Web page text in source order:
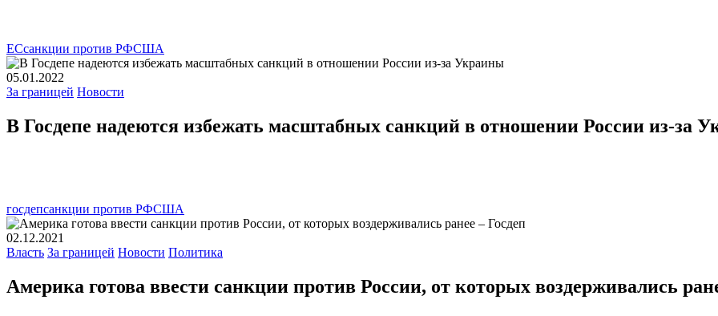
ЕСсанкции против РФСША
05.01.2022
За границей Новости
В Госдепе надеются избежать масштабных санкций в отношении России из-за
госдепсанкции против РФСША
02.12.2021
Власть За границей Новости Политика
Америка готова ввести санкции против России, от которых воздерживались